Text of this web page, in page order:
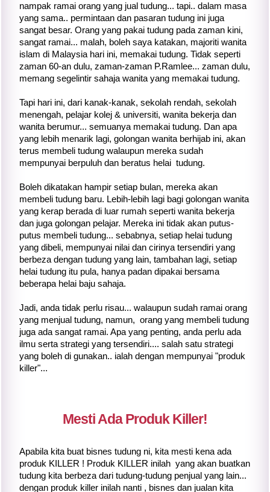
nampak ramai orang yang jual tudung... tapi.. dalam masa
yang sama.. permintaan dan pasaran tudung ini juga
sangat besar. Orang yang pakai tudung pada zaman kini,
sangat ramai... malah, boleh saya katakan, majoriti wanita
islam di Malaysia hari ini, memakai tudung. Tidak seperti
zaman 60-an dulu, zaman-zaman P.Ramlee... zaman dulu,
memang segelintir sahaja wanita yang memakai tudung.
Tapi hari ini, dari kanak-kanak, sekolah rendah, sekolah
menengah, pelajar kolej & universiti, wanita bekerja dan
wanita berumur... semuanya memakai tudung. Dan apa
yang lebih menarik lagi, golongan wanita berhijab ini, akan
terus membeli tudung walaupun mereka sudah
mempunyai berpuluh dan beratus helai tudung.
Boleh dikatakan hampir setiap bulan, mereka akan
membeli tudung baru. Lebih-lebih lagi bagi golongan wanita
yang kerap berada di luar rumah seperti wanita bekerja
dan juga golongan pelajar. Mereka ini tidak akan putus-
putus membeli tudung... sebabnya, setiap helai tudung
yang dibeli, mempunyai nilai dan cirinya tersendiri yang
berbeza dengan tudung yang lain, tambahan lagi, setiap
helai tudung itu pula, hanya padan dipakai bersama
beberapa helai baju sahaja.
Jadi, anda tidak perlu risau... walaupun sudah ramai orang
yang menjual tudung, namun, orang yang membeli tudung
juga ada sangat ramai. Apa yang penting, anda perlu ada
ilmu serta strategi yang tersendiri.... salah satu strategi
yang boleh di gunakan.. ialah dengan mempunyai "produk
killer"...
Mesti Ada Produk Killer!
Apabila kita buat bisnes tudung ni, kita mesti kena ada
produk KILLER ! Produk KILLER inilah yang akan buatkan
tudung kita berbeza dari tudung-tudung penjual yang lain...
dengan produk killer inilah nanti , bisnes dan jualan kita